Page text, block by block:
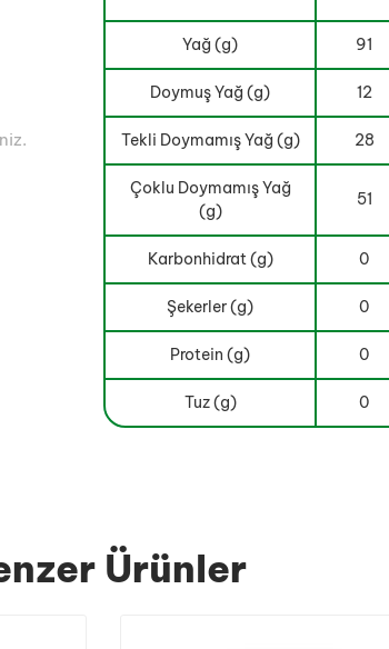
Yağ (g) 91
Doymuş Yağ (g) 12
Tekli Doymamış Yağ (g) 28
Çoklu Doymamış Yağ
(g)
51
Karbonhidrat (g) 0
Şekerler (g) 0
Protein (g) 0
Tuz (g) 0
Ürünler